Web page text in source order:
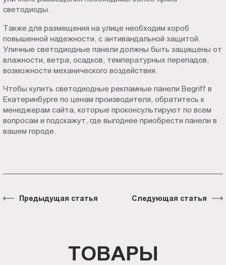
светодиоды.
Также для размещения на улице необходим короб
повышенной надежности, с антивандальной защитой.
Уличные светодиодные панели должны быть защищены от
влажности, ветра, осадков, температурных перепадов,
возможности механического воздействия.
Чтобы купить светодиодные рекламные панели Begriff в
Екатеринбурге по ценам производителя, обратитесь к
менеджерам сайта, которые проконсультируют по всем
вопросам и подскажут, где выгоднее приобрести панели в
вашем городе.
Предыдущая статья Следующая статья
ТОВАРЫ